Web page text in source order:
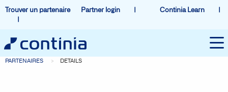
Trouver un partenaire Partner login Continia Learn
PARTENAIRES DETAILS